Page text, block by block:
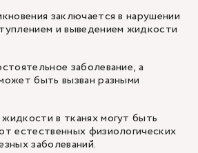
заключается в нарушении
и выведением жидкости
заболевание, а
быть вызван разными
в тканях могут быть
естественных физиологических
заболеваний.